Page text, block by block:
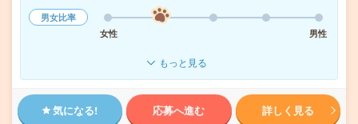
男女比率
女性
男性
もっと見る
気になる! 応募へ進む 詳しく見る